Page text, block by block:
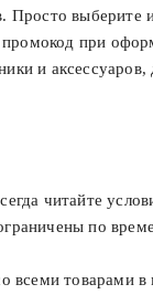
Просто
промокод при
и
читайте
по
всеми товарами в